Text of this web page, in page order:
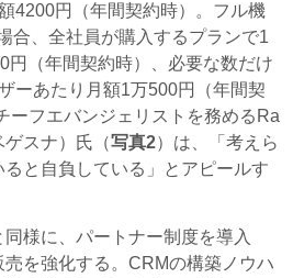
4200円（年間契約時）。フル機
合、全社員が購入するプランで1
円（年間契約時）、必要な数だけ
ーあたり月額1万500円（年間契
ーフエバンジェリストを務めるRa
スナ）氏（写真2）は、「考えら
と自負している」とアピールす
様に、パートナー制度を導入
を強化する。CRMの構築ノウハ